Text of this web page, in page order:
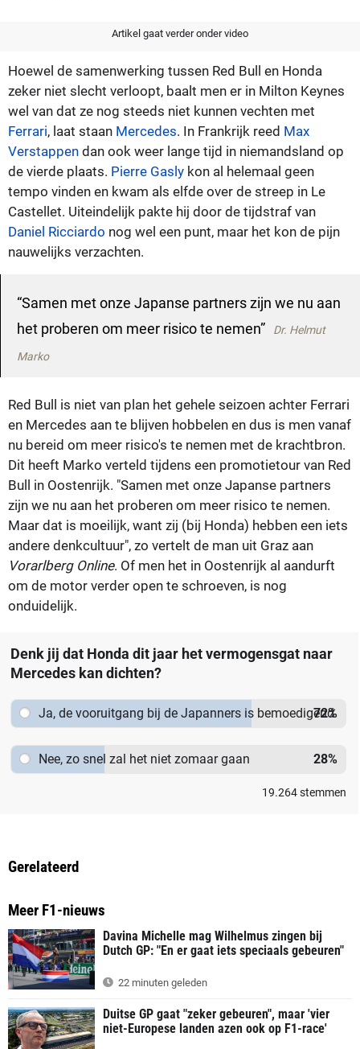
Artikel gaat verder onder video
Hoewel de samenwerking tussen Red Bull en Honda
zeker niet slecht verloopt, baalt men er in Milton Keynes
wel van dat ze nog steeds niet kunnen vechten met
Ferrari, laat staan Mercedes. In Frankrijk reed Max
Verstappen dan ook weer lange tijd in niemandsland op
de vierde plaats. Pierre Gasly kon al helemaal geen
tempo vinden en kwam als elfde over de streep in Le
Castellet. Uiteindelijk pakte hij door de tijdstraf van
Daniel Ricciardo nog wel een punt, maar het kon de pijn
nauwelijks verzachten.
Samen met onze Japanse partners zijn we nu aan
het proberen om meer risico te nemen
Dr. Helmut
Marko
Red Bull is niet van plan het gehele seizoen achter Ferrari
en Mercedes aan te blijven hobbelen en dus is men vanaf
nu bereid om meer risico's te nemen met de krachtbron.
Dit heeft Marko verteld tijdens een promotietour van Red
Bull in Oostenrijk. "Samen met onze Japanse partners
zijn we nu aan het proberen om meer risico te nemen.
Maar dat is moeilijk, want zij (bij Honda) hebben een iets
andere denkcultuur", zo vertelt de man uit Graz aan
Vorarlberg Online. Of men het in Oostenrijk al aandurft
om de motor verder open te schroeven, is nog
onduidelijk.
Denk jij dat Honda dit jaar het vermogensgat naar
Mercedes kan dichten?
Ja, de vooruitgang bij de Japanners is bemoedigend
72%
Nee, zo snel zal het niet zomaar gaan 28%
19.264stemmen
Gerelateerd
Meer F1-nieuws
Davina Michelle mag Wilhelmus zingen bij
Dutch GP: "En er gaat iets speciaals gebeuren"
22 minuten geleden
Duitse GP gaat "zeker gebeuren", maar 'vier
niet-Europese landen azen ook op F1-race'